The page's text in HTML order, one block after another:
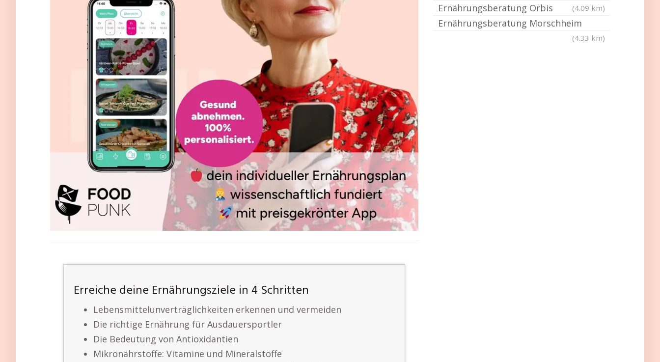
Erreiche deine Ernährungsziele in 4 Schritten
Lebensmittelunverträglichkeiten erkennen und vermeiden
Die richtige Ernährung für Ausdauersportler
Die Bedeutung von Antioxidantien
Mikronährstoffe: Vitamine und Mineralstoffe
Ernährungsberatung Orbis (4.09 km)
Ernährungsberatung Morschheim
(4.33 km)